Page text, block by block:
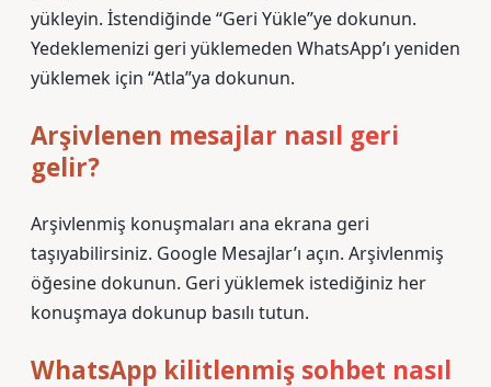
yükleyin. İstendiğinde “Geri Yükle”ye dokunun.
Yedeklemenizi geri yüklemeden WhatsApp’ı yeniden
yüklemek için “Atla”ya dokunun.
Arşivlenen mesajlar nasıl geri
gelir?
Arşivlenmiş konuşmaları ana ekrana geri
taşıyabilirsiniz. Google Mesajlar’ı açın. Arşivlenmiş
öğesine dokunun. Geri yüklemek istediğiniz her
konuşmaya dokunup basılı tutun.
WhatsApp kilitlenmiş sohbet nasıl